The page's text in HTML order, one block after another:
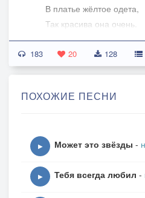
В платье жёлтое одета,
Так красива она очень.
Это осень листопадом,
О любви нам прошептала
И огнём душа пылала,
Кружит счастье золотое,
Не уходит Бабье лето.
183 20 128
ПОХОЖИЕ ПЕСНИ
▶ Может это звёзды -
▶ Тебя всегда любил -